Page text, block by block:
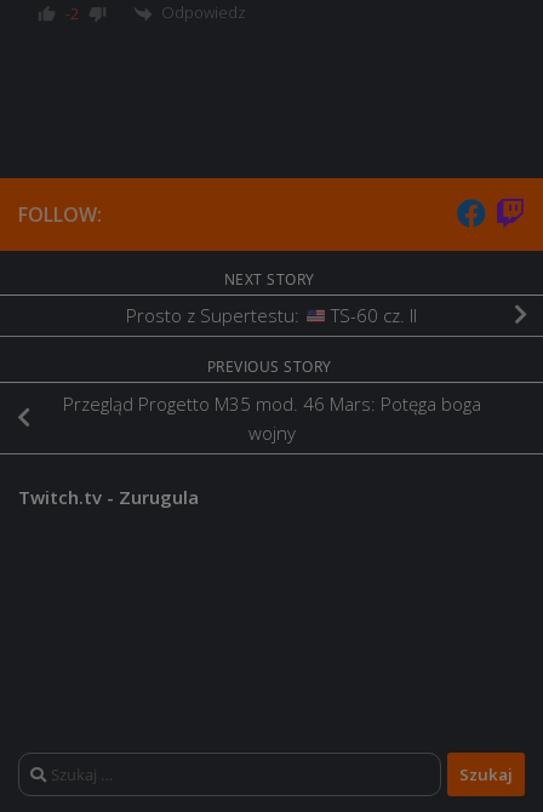
-2 Odpowiedz
FOLLOW:
NEXT STORY
Prosto z Supertestu: TS-60 cz. II
PREVIOUS STORY
Przegląd Progetto M35 mod. 46 Mars: Potęga boga
wojny
Twitch.tv - Zurugula
Szukaj: